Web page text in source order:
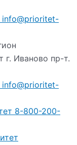
info@prioritet-
г. Иваново пр-т.
info@prioritet-
8-800-200-